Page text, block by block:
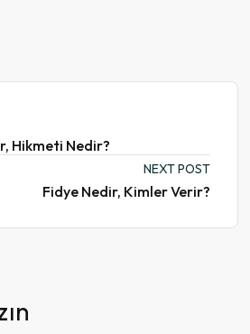
Hikmeti Nedir?
NEXT POST
Fidye Nedir, Kimler Verir?